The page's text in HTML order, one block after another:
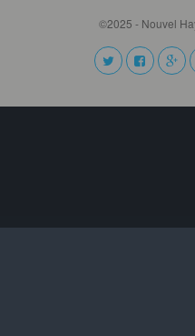
©2025 - Nouvel